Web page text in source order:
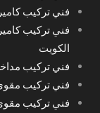
فني تركيب
فني تركيب
الكويت
فني تركيب
فني تركيب
فني تركيب